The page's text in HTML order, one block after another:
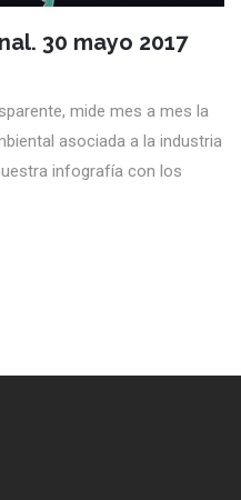
30 mayo 2017
mide mes a mes la
asociada a la industria
infografía con los